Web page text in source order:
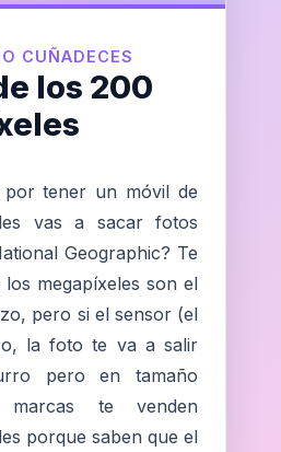
CUÑADECES
los 200
por tener un móvil de
vas a sacar fotos
Geographic? Te
megapíxeles son el
pero si el sensor (el
la foto te va a salir
pero en tamaño
marcas te venden
porque saben que el